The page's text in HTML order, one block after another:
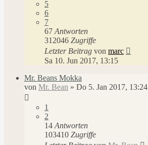
5
6
7
67 Antworten
312046 Zugriffe
Letzter Beitrag von marc
Sa 10. Jun 2017, 13:15
Mr. Beans Mokka
von Mr. Bean » Do 5. Jan 2017, 13:24
1
2
14 Antworten
103410 Zugriffe